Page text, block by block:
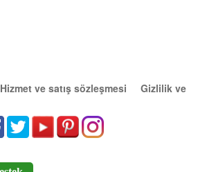
Hizmet ve satış sözleşmesi
Gizlilik ve